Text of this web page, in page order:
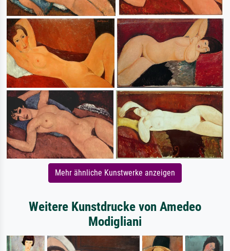
Mehr ähnliche Kunstwerke anzeigen
Weitere Kunstdrucke von Amedeo
Modigliani